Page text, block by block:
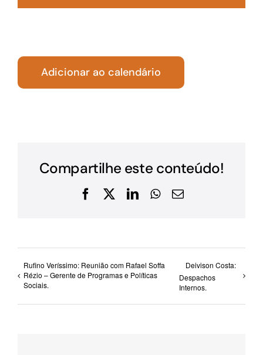
Adicionar ao calendário
Compartilhe este conteúdo!
Facebook
X LinkedInWhatsApp
E-
Rufino Veríssimo: Reunião com Rafael Soffa
Rézio – Gerente de Programas e Políticas
Sociais.
Deivison Costa:
Despachos
Internos.